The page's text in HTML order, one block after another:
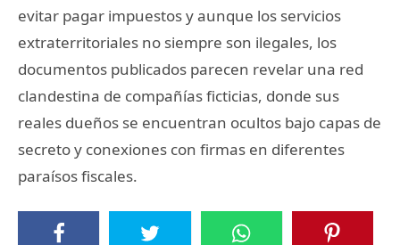
evitar pagar impuestos y aunque los servicios
extraterritoriales no siempre son ilegales, los
documentos publicados parecen revelar una red
clandestina de compañías ficticias, donde sus
reales dueños se encuentran ocultos bajo capas de
secreto y conexiones con firmas en diferentes
paraísos fiscales.